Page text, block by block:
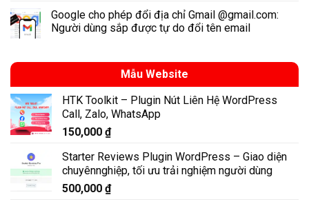
Google cho phép đổi địa chỉ Gmail @gmail.com:
Người dùng sắp được tự do đổi tên email
Mẫu Website
HTK Toolkit – Plugin Nút Liên Hệ WordPress
Call, Zalo, WhatsApp
150,000 ₫
Starter Reviews Plugin WordPress – Giao diện
chuyênnghiệp, tối ưu trải nghiệm người dùng
500,000 ₫